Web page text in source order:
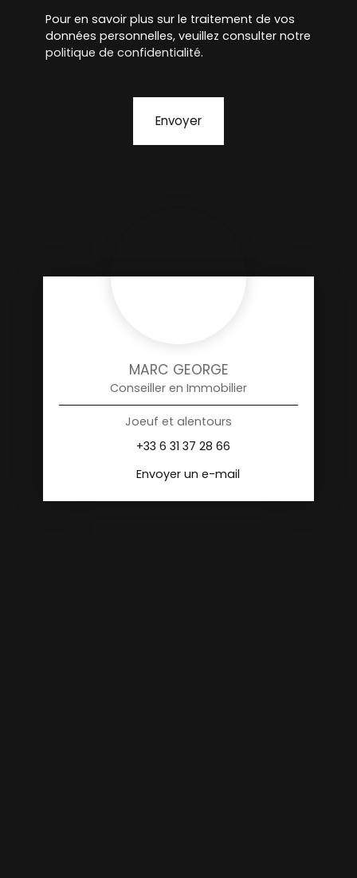
Pour en savoir plus sur le traitement de vos
données personnelles, veuillez consulter notre
politique de confidentialité.
Envoyer
MARC GEORGE
Conseiller en Immobilier
Joeuf et alentours
+33 6 31 37 28 66
Envoyer un e-mail